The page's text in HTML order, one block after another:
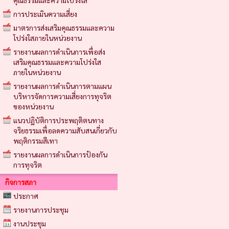
การประเมินความเสี่ยง
มาตรการส่งเสริมคุณธรรมและความ
โปร่งใสภายในหน่วยงาน
รายงานผลการดำเนินการเพื่อส่ง
เสริมคุณธรรมและความโปร่งใส
ภายในหน่วยงาน
รายงานผลการดำเนินการตามแผน
บริหารจัดการความเสี่ยงการทุจริต
ของหน่วยงาน
แนวปฏิบัติการประพฤติตนทาง
จริยธรรมเพื่อลดความสับสนเกี่ยวกับ
พฤติกรรมสีเทา
รายงานผลการดำเนินการป้องกัน
การทุจริต
กิจการสภา
ประกาศ
รายงานการประชุม
งานประชุม